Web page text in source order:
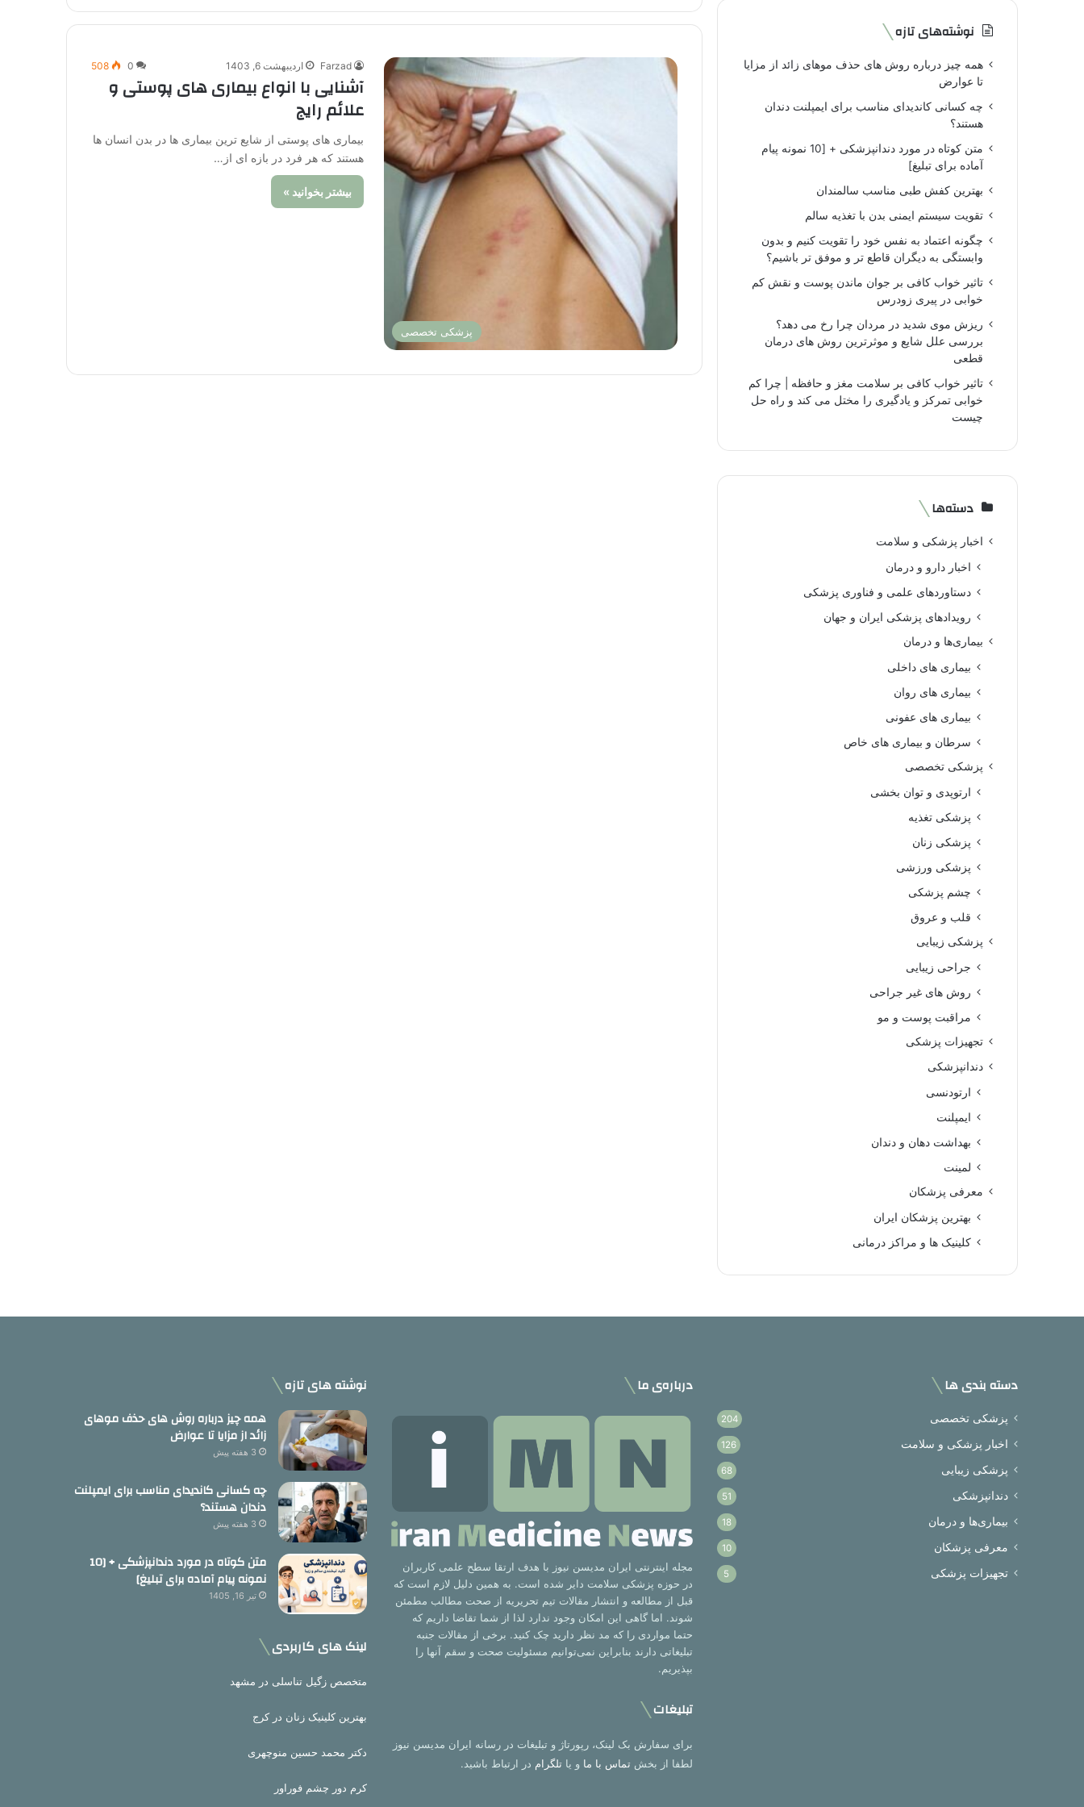
پزشکی تخصصی
Farzad اردیبهشت 6, 1403 0
508
آشنایی با انواع بیماری های پوستی و
علائم رایج
بیماری های پوستی از شایع ترین بیماری ها در بدن انسان ها
هستند که هر فرد در بازه ای از…
بیشتر بخوانید »
نوشته‌های تازه
همه چیز درباره روش های حذف موهای زائد از مزایا
تا عوارض
چه کسانی کاندیدای مناسب برای ایمپلنت دندان
هستند؟
متن کوتاه در مورد دندانپزشکی + [10 نمونه پیام
آماده برای تبلیغ]
بهترین کفش طبی مناسب سالمندان
تقویت سیستم ایمنی بدن با تغذیه سالم
چگونه اعتماد به نفس خود را تقویت کنیم و بدون
وابستگی به دیگران قاطع تر و موفق تر باشیم؟
تاثیر خواب کافی بر جوان ماندن پوست و نقش کم
خوابی در پیری زودرس
ریزش موی شدید در مردان چرا رخ می دهد؟
بررسی علل شایع و موثرترین روش های درمان
قطعی
تاثیر خواب کافی بر سلامت مغز و حافظه | چرا کم
خوابی تمرکز و یادگیری را مختل می کند و راه حل
چیست
دسته‌ها
اخبار پزشکی و سلامت
اخبار دارو و درمان
دستاوردهای علمی و فناوری پزشکی
رویدادهای پزشکی ایران و جهان
بیماری‌ها و درمان
بیماری های داخلی
بیماری های روان‌
بیماری های عفونی
سرطان و بیماری های خاص
پزشکی تخصصی
ارتوپدی و توان بخشی
پزشکی تغذیه
پزشکی زنان
پزشکی ورزشی
چشم پزشکی
قلب و عروق
پزشکی زیبایی
جراحی زیبایی
روش های غیر جراحی
مراقبت پوست و مو
تجهیزات پزشکی
دندانپزشکی
ارتودنسی
ایمپلنت
بهداشت دهان و دندان
لمینت
معرفی پزشکان
بهترین پزشکان ایران
کلینیک ها و مراکز درمانی
دسته بندی ها
پزشکی تخصصی 204
اخبار پزشکی و سلامت 126
پزشکی زیبایی 68
دندانپزشکی 51
بیماری‌ها و درمان 18
معرفی پزشکان 10
تجهیزات پزشکی 5
درباره‌ی ما
مجله اینترنتی ایران مدیسن نیوز با هدف ارتقا سطح علمی کاربران
در حوزه پزشکی سلامت دایر شده است. به همین دلیل لازم است که
قبل از مطالعه و انتشار مقالات تیم تحریریه از صحت مطالب مطمئن
شوند. اما گاهی این امکان وجود ندارد لذا از شما تقاضا داریم که
حتما مواردی را که مد نظر دارید چک کنید. برخی از مقالات جنبه
تبلیغاتی دارند بنابراین نمی‌توانیم مسئولیت صحت و سقم آنها را
بپذیریم.
تبلیغات
برای سفارش بک لینک، رپورتاژ و تبلیغات در رسانه ایران مدیسن نیوز
لطفا از بخشتماس با ما و یاتلگرام در ارتباط باشید.
نوشته های تازه
همه چیز درباره روش های حذف موهای
زائد از مزایا تا عوارض
3 هفته پیش
چه کسانی کاندیدای مناسب برای ایمپلنت
دندان هستند؟
3 هفته پیش
متن کوتاه در مورد دندانپزشکی + [10
نمونه پیام آماده برای تبلیغ]
تیر 16, 1405
لینک های کاربردی
متخصص زگیل تناسلی در مشهد
بهترین کلینیک زنان در کرج
دکتر محمد حسین منوچهری
کرم دور چشم فوراور